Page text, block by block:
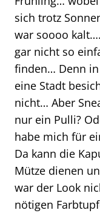
sich trotz
war soooo
gar nicht so
finden… Denn
eine Stadt
nicht… Aber
nur ein Pulli?
habe mich für
Da kann die
Mütze dienen
war der Look
nötigen